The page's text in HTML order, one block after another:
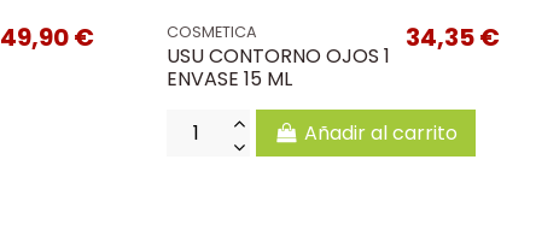
49,90 € COSMETICA
USU CONTORNO OJOS 1
ENVASE 15 ML
34,35 €
Añadir al carrito